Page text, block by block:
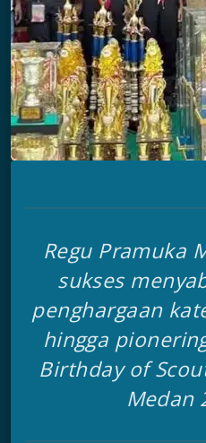
Regu Pramuka
sukses
penghargaan
hingga
Birthday of
Medan